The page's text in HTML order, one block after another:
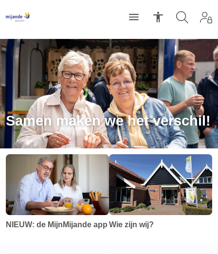
Samen maken we het verschil!
NIEUW: de MijnMijande app Wie zijn wij?